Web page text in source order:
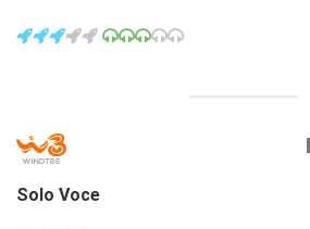
Solo Voce